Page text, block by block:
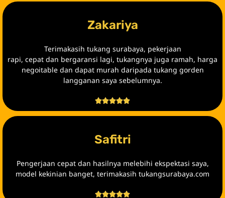
Zakariya
Terimakasih tukang surabaya, pekerjaan
rapi, cepat dan bergaransi lagi, tukangnya juga ramah, harga
negoitable dan dapat murah daripada tukang gorden
langganan saya sebelumnya.

Safitri
Pengerjaan cepat dan hasilnya melebihi ekspektasi saya,
model kekinian banget, terimakasih tukangsurabaya.com
